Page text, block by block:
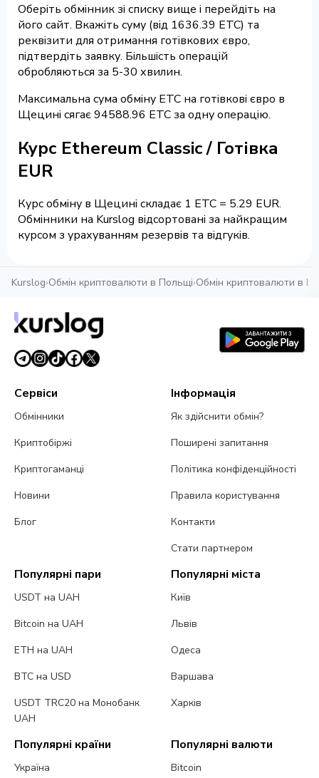
Оберіть обмінник зі списку вище і перейдіть на
його сайт. Вкажіть суму (від 1636.39 ETC) та
реквізити для отримання готівкових євро,
підтвердіть заявку. Більшість операцій
обробляються за 5-30 хвилин.
Максимальна сума обміну ETC на готівкові євро в
Щецині сягає 94588.96 ETC за одну операцію.
Курс Ethereum Classic / Готівка
EUR
Курс обміну в Щецині складає 1 ETC = 5.29 EUR.
Обмінники на Kurslog відсортовані за найкращим
курсом з урахуванням резервів та відгуків.
Kurslog›Обмін криптовалюти в Польщі›Обмін криптовалюти в
Сервіси
Обмінники
Криптобіржі
Криптогаманці
Новини
Блог
Інформація
Як здійснити обмін?
Поширені запитання
Політика конфіденційності
Правила користування
Контакти
Стати партнером
Популярні пари
USDT на UAH
Bitcoin на UAH
ETH на UAH
BTC на USD
USDT TRC20 на Монобанк
UAH
Популярні міста
Київ
Львів
Одеса
Варшава
Харків
Популярні країни
Україна
Популярні валюти
Bitcoin